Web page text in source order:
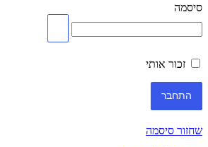
סיסמה
זכור אותי
שחזור סיסמה